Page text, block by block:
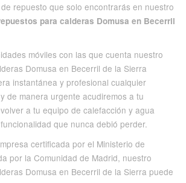
repuesto que solo encontrarás en nuestro
para calderas Domusa en Becerril
móviles con las que cuenta nuestro
Domusa en Becerril de la Sierra
instantánea y profesional cualquier
de manera urgente acudiremos a tu
a tu equipo de calefacción y agua
que nunca debió perder.
certificada por el Ministerio de
por la Comunidad de Madrid, nuestro
Domusa en Becerril de la Sierra puede